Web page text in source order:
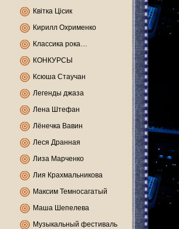
Квітка Цісик
Кирилл Охрименко
Классика рока…
КОНКУРСЫ
Ксюша Стаучан
Легенды джаза
Лена Штефан
Лёнечка Вавин
Леся Дранная
Лиза Марченко
Лия Крахмальникова
Максим Темносагатый
Маша Шепелева
Музыкальный фестиваль